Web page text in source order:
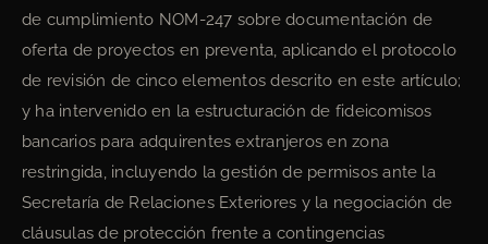
de cumplimiento NOM-247 sobre documentación de
oferta de proyectos en preventa, aplicando el protocolo
de revisión de cinco elementos descrito en este artículo;
y ha intervenido en la estructuración de fideicomisos
bancarios para adquirentes extranjeros en zona
restringida, incluyendo la gestión de permisos ante la
Secretaría de Relaciones Exteriores y la negociación de
cláusulas de protección frente a contingencias